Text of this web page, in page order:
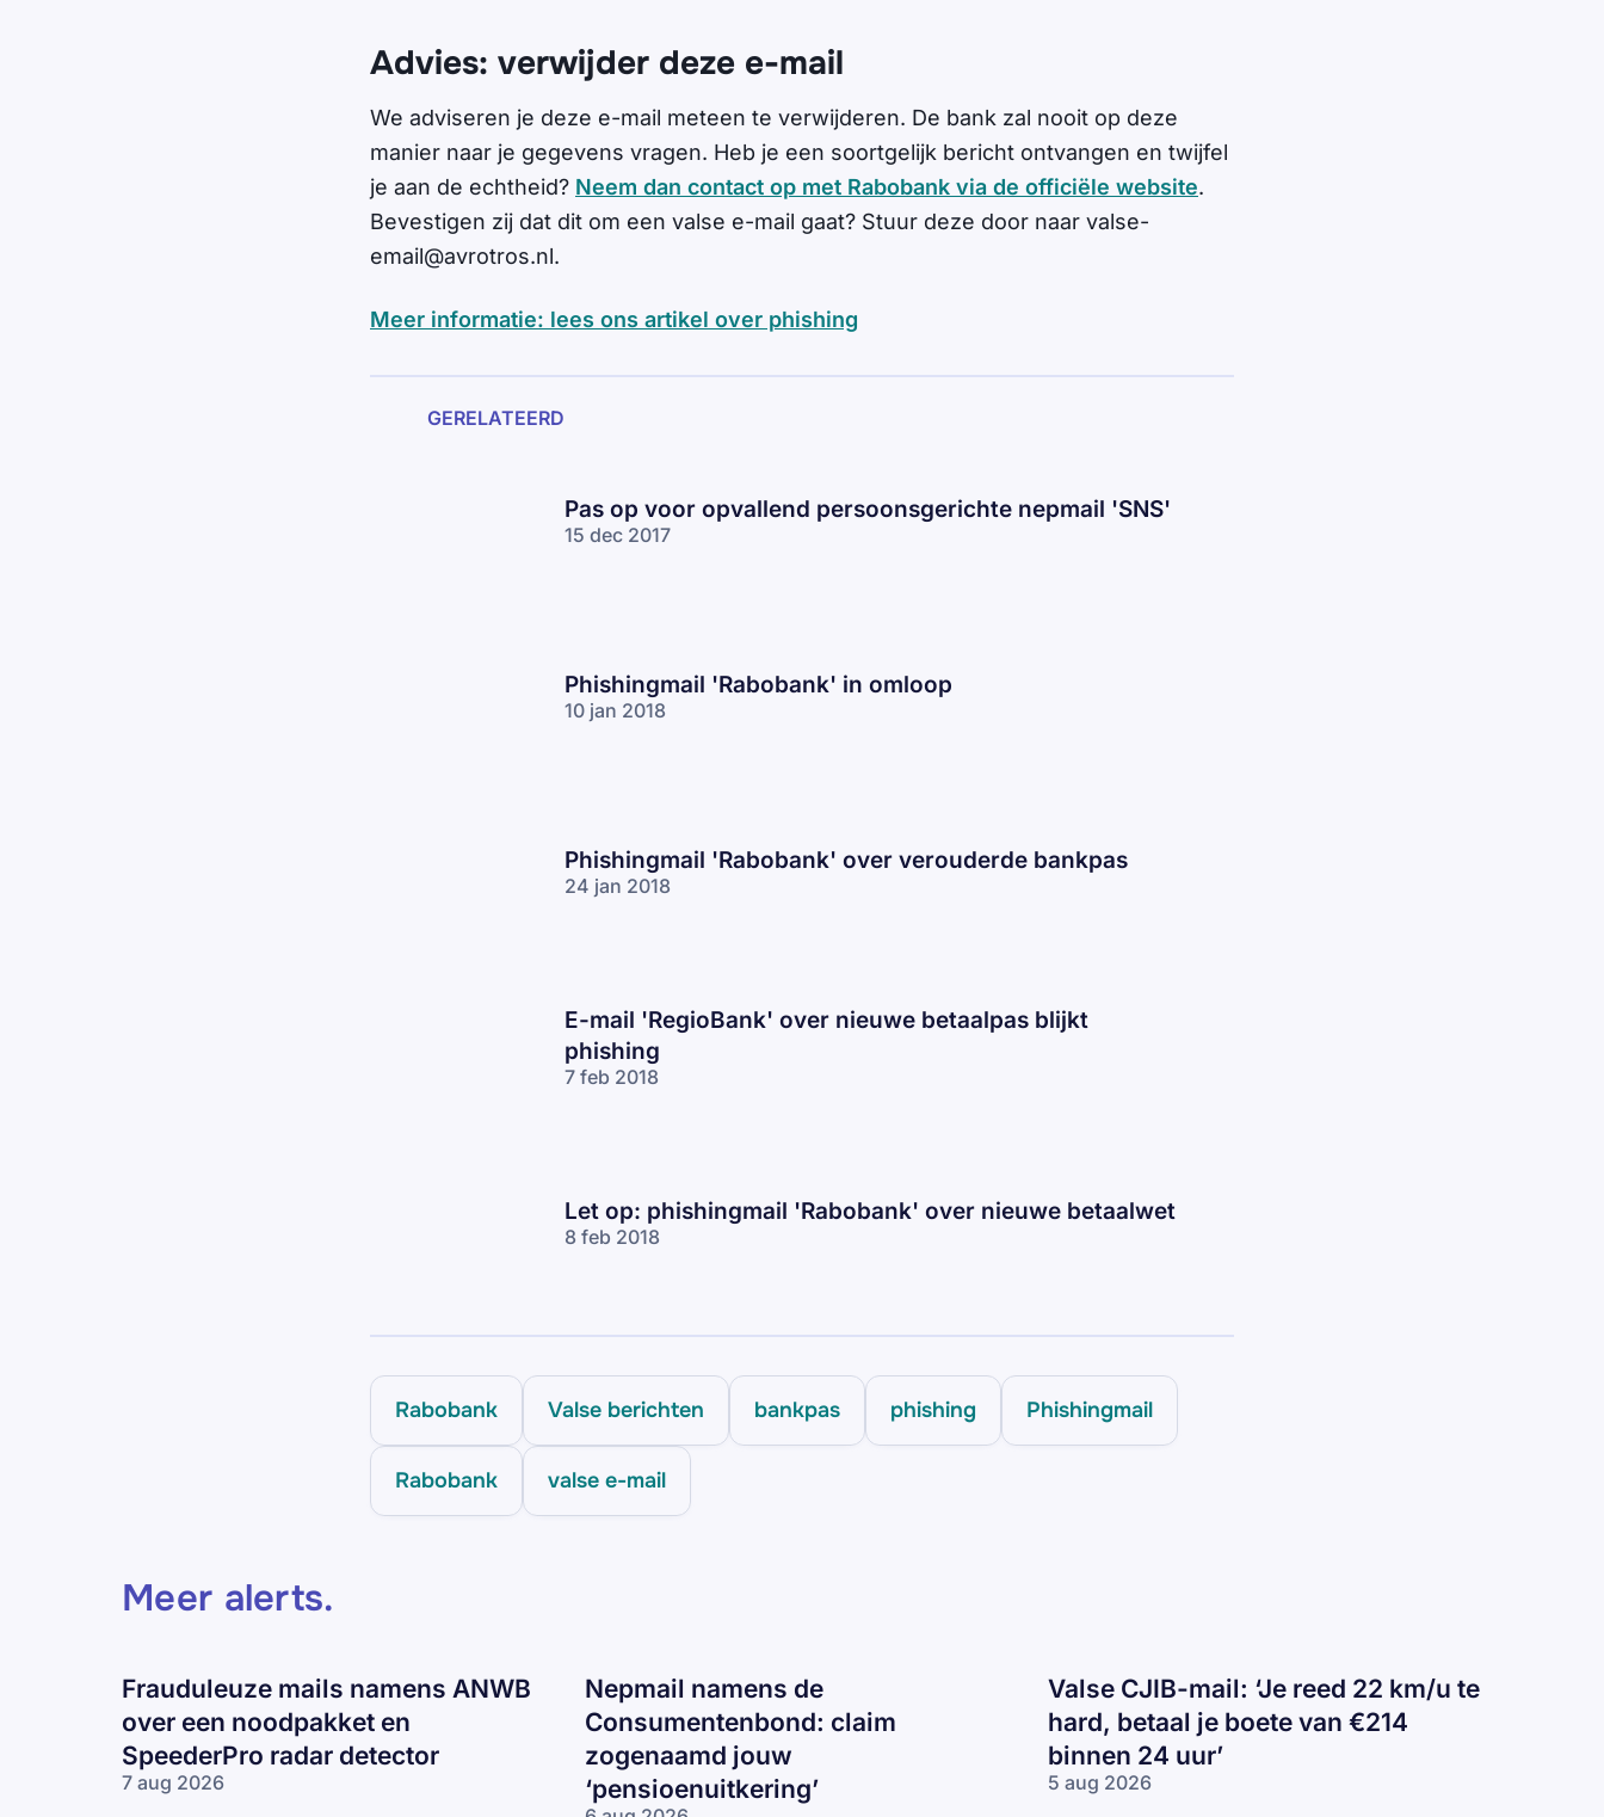
Advies: verwijder deze e-mail
We adviseren je deze e-mail meteen te verwijderen. De bank zal nooit op deze
manier naar je gegevens vragen. Heb je een soortgelijk bericht ontvangen en twijfel
je aan de echtheid? Neem dan contact op met Rabobank via de officiële website.
Bevestigen zij dat dit om een valse e-mail gaat? Stuur deze door naar valse-
email@avrotros.nl.
Meer informatie: lees ons artikel over phishing
GERELATEERD
Pas op voor opvallend persoonsgerichte nepmail 'SNS'
15 dec 2017
Phishingmail 'Rabobank' in omloop
10 jan 2018
Phishingmail 'Rabobank' over verouderde bankpas
24 jan 2018
E-mail 'RegioBank' over nieuwe betaalpas blijkt
phishing
7 feb 2018
Let op: phishingmail 'Rabobank' over nieuwe betaalwet
8 feb 2018
Rabobank Valse berichten bankpas phishing Phishingmail
Rabobank valse e-mail
Meer alerts.
Frauduleuze mails namens ANWB
over een noodpakket en
SpeederPro radar detector
7 aug 2026
Nepmail namens de
Consumentenbond: claim
zogenaamd jouw
‘pensioenuitkering’
Valse CJIB-mail: ‘Je reed 22 km/u te
hard, betaal je boete van €214
binnen 24 uur’
5 aug 2026